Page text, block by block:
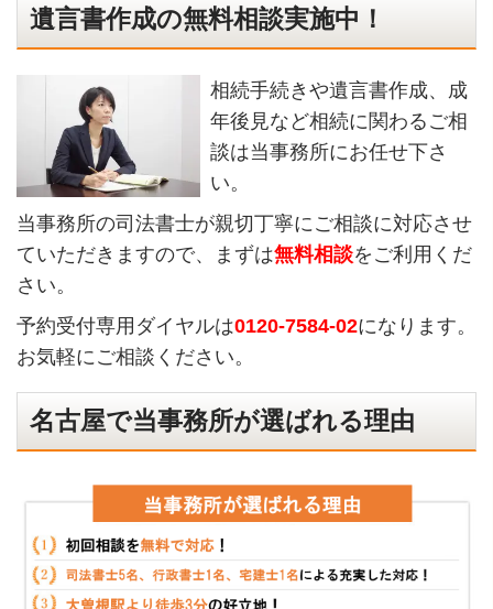
遺言書作成の無料相談実施中！
相続手続きや遺言書作成、成
年後見など相続に関わるご相
談は当事務所にお任せ下さ
い。
当事務所の司法書士が親切丁寧にご相談に対応させ
ていただきますので、まずは無料相談をご利用くだ
さい。
予約受付専用ダイヤルは0120-7584-02になります。
お気軽にご相談ください。
名古屋で当事務所が選ばれる理由